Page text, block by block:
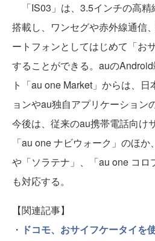
「IS03」は、3.5インチの高精
搭載し、ワンセグや赤外線通信
ートフォンとしてはじめて「お
することができる。auの
ト「au one Market」からは、
ョンやau独自アプリケーション
今後は、従来のau携帯電話向け
「au one ナビウォーク」のほか
や「ソラテナ」、「au one コロ
も対応する。
【関連記事】
・ ドコモ、おサイフケータイを